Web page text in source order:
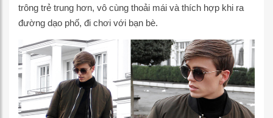
trông trẻ trung hơn, vô cùng thoải mái và thích hợp khi ra
đường dạo phố, đi chơi với bạn bè.